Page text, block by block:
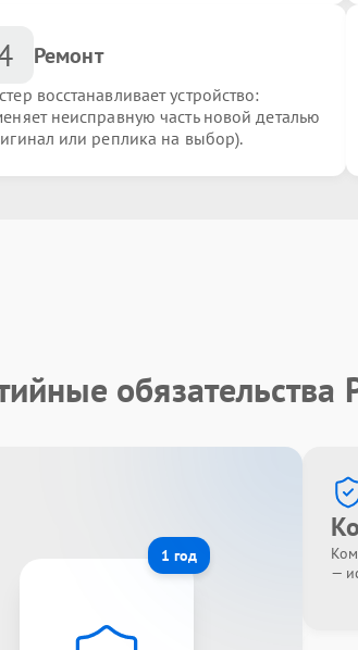
Ремонт
восстанавливает устройство:
неисправную часть новой деталью
или реплика на выбор).
1 год
—